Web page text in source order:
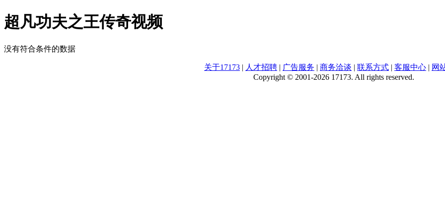
超凡功夫之王传奇视频
没有符合条件的数据
关于17173 | 人才招聘 | 广告服务 | 商务洽谈 | 联系方式 | 客服中心 | 网
Copyright © 2001-2026 17173. All rights reserved.